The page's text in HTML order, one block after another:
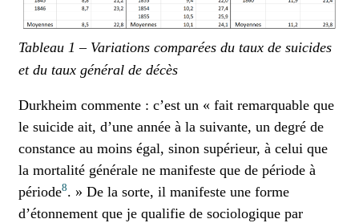
Tableau 1 – Variations comparées du taux de suicides
et du taux général de décès
Durkheim commente : c’est un « fait remarquable que
le suicide ait, d’une année à la suivante, un degré de
constance au moins égal, sinon supérieur, à celui que
la mortalité générale ne manifeste que de période à
période8. » De la sorte, il manifeste une forme
d’étonnement que je qualifie de sociologique par